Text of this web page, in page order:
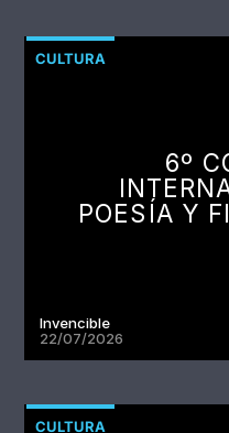
CULTURA
6º
POESÍA Y
Invencible
22/07/2026
CULTURA